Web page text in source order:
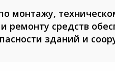
монтажу,
ремонту средств
зданий и